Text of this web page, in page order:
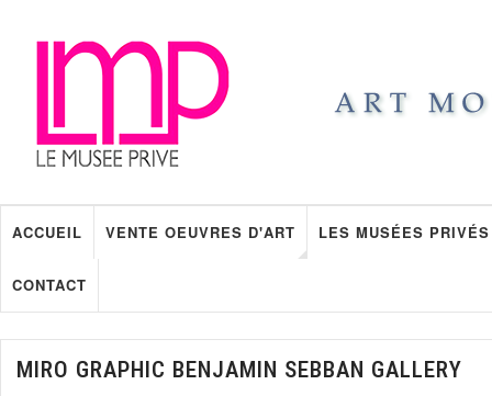
ACCUEIL VENTE OEUVRES D'ART LES MUSÉES PRIVÉS
CONTACT
MIRO GRAPHIC BENJAMIN SEBBAN GALLERY